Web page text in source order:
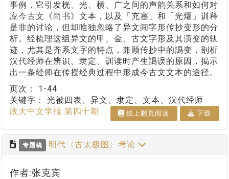
事例，它引发桄、光、横、广之间的声韵关系和如何对
应今古文《尚书》文本，以及「充塞」和「光燿」训释
是非的讨论，但却唯独忽略了异文间字形传抄变形的分
析。经梳理这组异文的甲、金、古文字形及其演变的轨
迹，尤其是齐系文字的特点，兼顾传抄中的譌变，剖析
汉代经师在辨识、隶定、训读时产生譌误的原因，揭示
出一条经师在传授经典过程中形成今古文文本的途径。
页次： 1-44
关键字： 光被四表、异文、隶定、文本、汉代经师
政大中文学报 第四十期
线上翻⾴阅读 下载
专题稿 明代〈古太极图〉考论
作者:张克宾